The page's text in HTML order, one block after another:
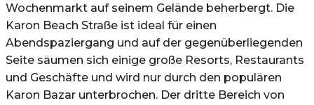
Wochenmarkt auf seinem Gelände beherbergt. Die
Karon Beach Straße ist ideal für einen
Abendspaziergang und auf der gegenüberliegenden
Seite säumen sich einige große Resorts, Restaurants
und Geschäfte und wird nur durch den populären
Karon Bazar unterbrochen. Der dritte Bereich von